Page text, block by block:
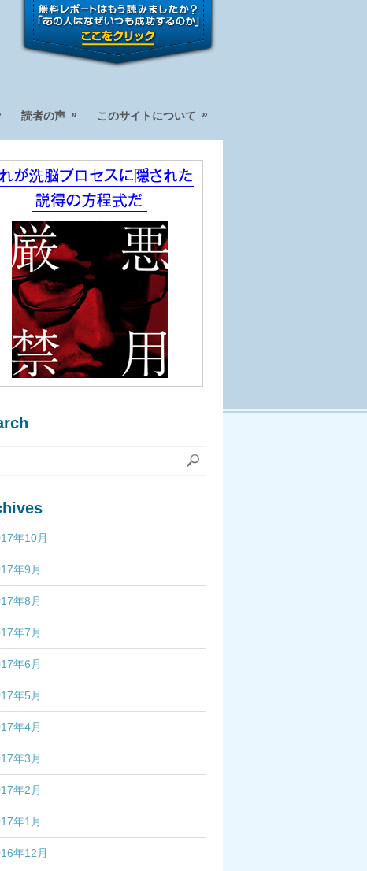
読者の声 » このサイトについて »
年10月
年9月
年8月
年7月
年6月
年5月
年4月
年3月
年2月
年1月
年12月